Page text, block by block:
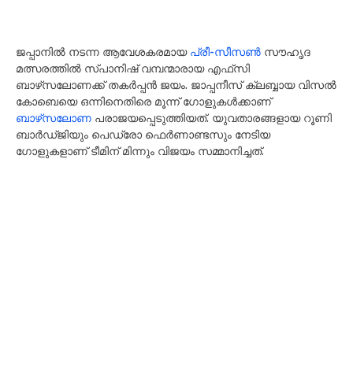
ജപ്പാനിൽ നടന്ന ആവേശകരമായ പ്രീ-സീസൺ സൗഹൃദ
മത്സരത്തിൽ സ്പാനിഷ് വമ്പന്മാരായ എഫ്‌സി
ബാഴ്‌സലോണക്ക് തകർപ്പൻ ജയം. ജാപ്പനീസ് ക്ലബ്ബായ വിസൽ
കോബെയെ ഒന്നിനെതിരെ മൂന്ന് ഗോളുകൾക്കാണ്
ബാഴ്‌സലോണ പരാജയപ്പെടുത്തിയത്. യുവതാരങ്ങളായ റൂണി
ബാർഡ്ജിയും പെഡ്രോ ഫെർണാണ്ടസും നേടിയ
ഗോളുകളാണ് ടീമിന് മിന്നും വിജയം സമ്മാനിച്ചത്.